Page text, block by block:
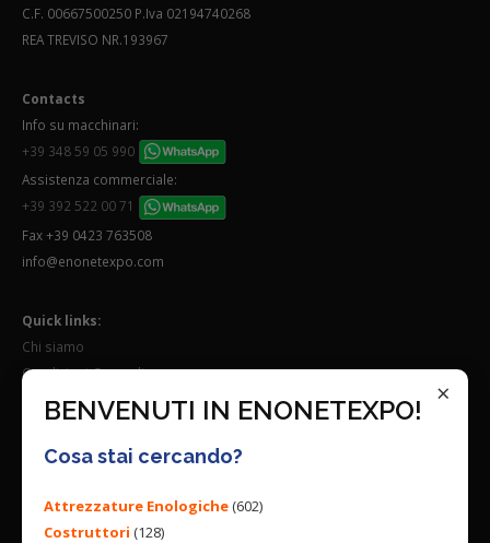
×
BENVENUTI IN ENONETEXPO!
Cosa stai cercando?
Attrezzature Enologiche(602)
Costruttori (128)
C.F. 00667500250 P.Iva 02194740268
REA TREVISO NR.193967
Contacts
Info su macchinari:
+39 348 59 05 990
Assistenza commerciale:
+39 392 522 00 71
Fax +39 0423 763508
info@enonetexpo.com
Quick links:
Chi siamo
Condizioni Generali
Lavora con noi
Seguici su: